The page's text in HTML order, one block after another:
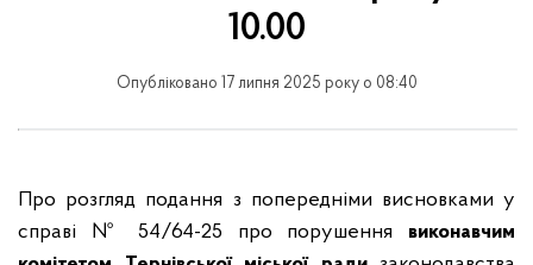
10.00
Опубліковано 17 липня 2025 року о 08:40
Про розгляд подання з попередніми висновками у
справі № 54/64-25 про порушення виконавчим